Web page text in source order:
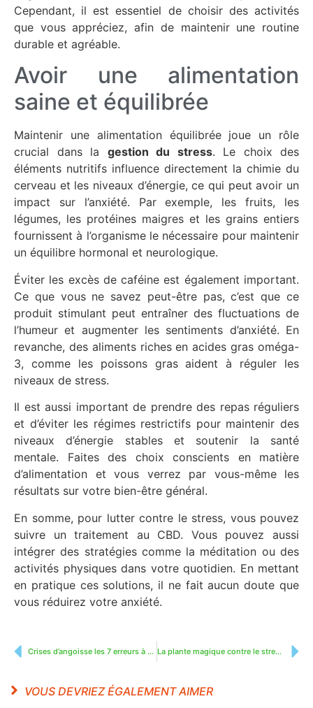
Cependant, il est essentiel de choisir des activités
que vous appréciez, afin de maintenir une routine
durable et agréable.
Avoir une alimentation
saine et équilibrée
Maintenir une alimentation équilibrée joue un rôle
crucial dans la gestion du stress. Le choix des
éléments nutritifs influence directement la chimie du
cerveau et les niveaux d’énergie, ce qui peut avoir un
impact sur l’anxiété. Par exemple, les fruits, les
légumes, les protéines maigres et les grains entiers
fournissent à l’organisme le nécessaire pour maintenir
un équilibre hormonal et neurologique.
Éviter les excès de caféine est également important.
Ce que vous ne savez peut-être pas, c’est que ce
produit stimulant peut entraîner des fluctuations de
l’humeur et augmenter les sentiments d’anxiété. En
revanche, des aliments riches en acides gras oméga-
3, comme les poissons gras aident à réguler les
niveaux de stress.
Il est aussi important de prendre des repas réguliers
et d’éviter les régimes restrictifs pour maintenir des
niveaux d’énergie stables et soutenir la santé
mentale. Faites des choix conscients en matière
d’alimentation et vous verrez par vous-même les
résultats sur votre bien-être général.
En somme, pour lutter contre le stress, vous pouvez
suivre un traitement au CBD. Vous pouvez aussi
intégrer des stratégies comme la méditation ou des
activités physiques dans votre quotidien. En mettant
en pratique ces solutions, il ne fait aucun doute que
vous réduirez votre anxiété.
Crises d’angoisse les 7 erreurs à éviter La plante magique contre le stress et l’anxiété
VOUS DEVRIEZ ÉGALEMENT AIMER